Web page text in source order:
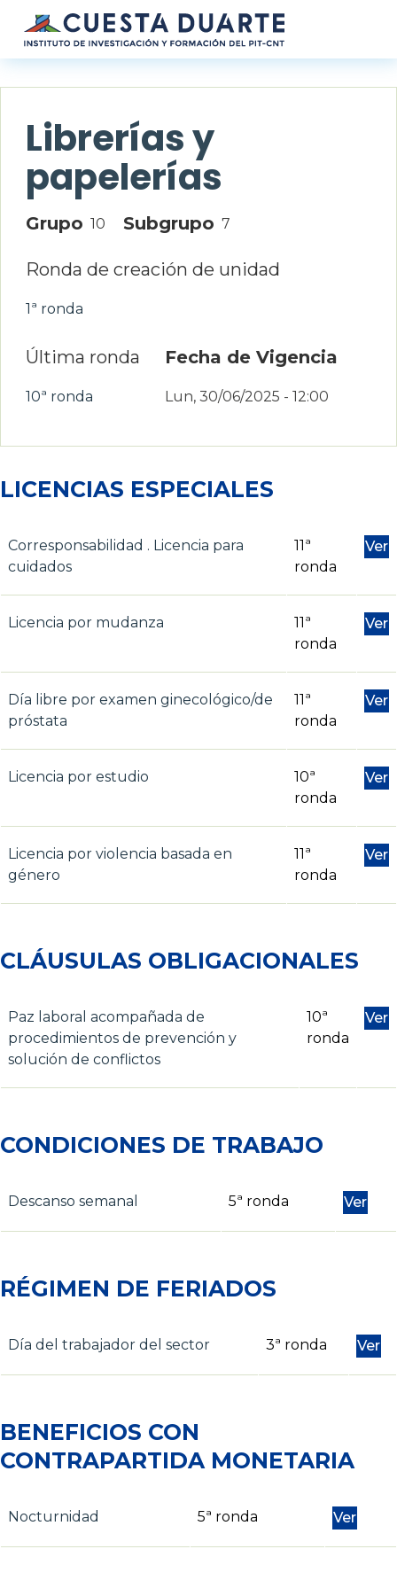
Pasar al contenido principal
Librerías y
papelerías
Grupo 10 Subgrupo 7
Ronda de creación de unidad
1ª ronda
Última ronda
10ª ronda
Fecha de Vigencia
Lun, 30/06/2025 - 12:00
LICENCIAS ESPECIALES
Corresponsabilidad . Licencia para
cuidados
11ª
ronda
Ver
Licencia por mudanza
11ª
ronda
Ver
Día libre por examen ginecológico/de
próstata
11ª
ronda
Ver
Licencia por estudio
10ª
ronda
Ver
Licencia por violencia basada en
género
11ª
ronda
Ver
CLÁUSULAS OBLIGACIONALES
Paz laboral acompañada de
procedimientos de prevención y
solución de conflictos
10ª
ronda
Ver
CONDICIONES DE TRABAJO
Descanso semanal 5ª ronda Ver
RÉGIMEN DE FERIADOS
Día del trabajador del sector 3ª ronda Ver
BENEFICIOS CON
CONTRAPARTIDA MONETARIA
Nocturnidad 5ª ronda Ver